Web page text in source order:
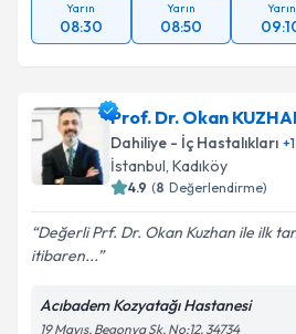
Yarın
08:30
Yarın
08:50
Yarın
Prof. Dr. Okan
Dahiliye - İç Hastalıkları +1
İstanbul, Kadıköy
4.9 (8 Değerlendirme)
Değerli Prf. Dr. Okan Kuzhan ile ilk
itibaren...
Acıbadem Kozyatağı Hastanesi
19 Mayıs, Begonya Sk. No:12, 34734